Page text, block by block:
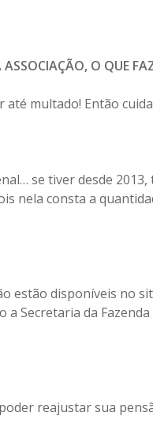
O QUE
até multado! Então
se tiver desde
nela consta a
estão disponíveis no
a Secretaria da
reajustar sua